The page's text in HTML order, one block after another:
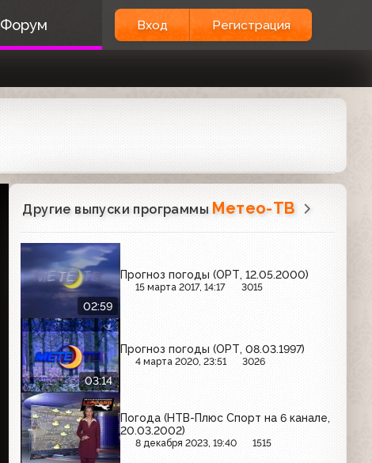
Форум Вход Регистрация
Другие выпуски программы Метео-ТВ
02:59
Прогноз погоды (ОРТ, 12.05.2000)
15 марта 2017, 14:17 3015
03:14
Прогноз погоды (ОРТ, 08.03.1997)
4 марта 2020, 23:51 3026
Погода (НТВ-Плюс Спорт на 6 канале,
20.03.2002)
8 декабря 2023, 19:40 1515